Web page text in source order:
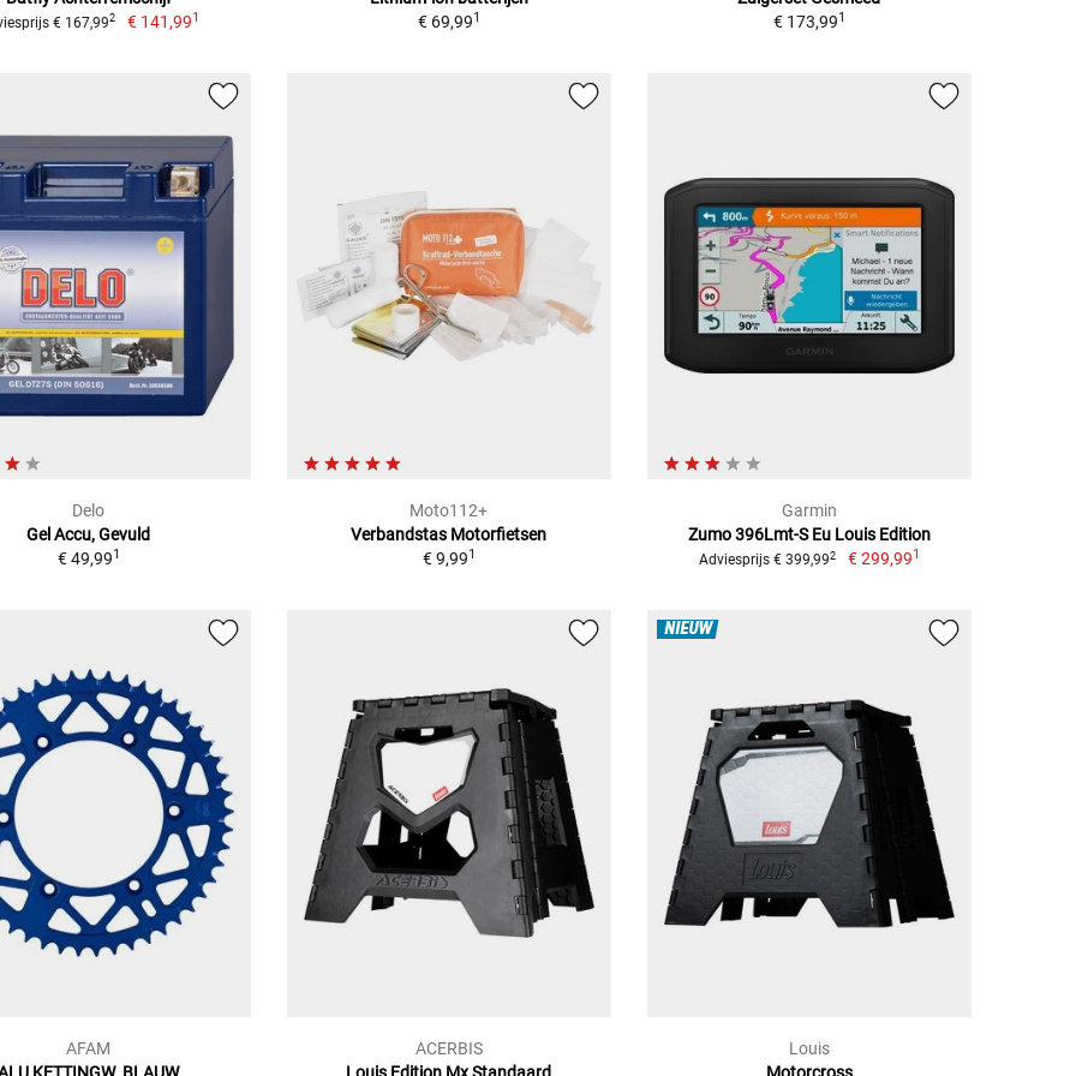
€ 167,992 € 141,991
€ 69,991
€ 173,991
Delo
Gel Accu, Gevuld
€ 49,991
Moto112+
Verbandstas Motorfietsen
€ 9,991
Garmin
Zumo 396Lmt-S Eu Louis Edition
Adviesprijs € 399,992 € 299,991
AFAM
ACERBIS
NIEUW
Louis